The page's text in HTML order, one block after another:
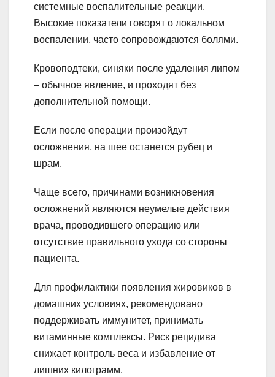
системные воспалительные реакции.
Высокие показатели говорят о локальном
воспалении, часто сопровождаются болями.
Кровоподтеки, синяки после удаления липом
– обычное явление, и проходят без
дополнительной помощи.
Если после операции произойдут
осложнения, на шее останется рубец и
шрам.
Чаще всего, причинами возникновения
осложнений являются неумелые действия
врача, проводившего операцию или
отсутствие правильного ухода со стороны
пациента.
Для профилактики появления жировиков в
домашних условиях, рекомендовано
поддерживать иммунитет, принимать
витаминные комплексы. Риск рецидива
снижает контроль веса и избавление от
лишних килограмм.